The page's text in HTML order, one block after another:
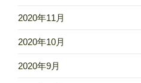
2020年11月
2020年10月
2020年9月